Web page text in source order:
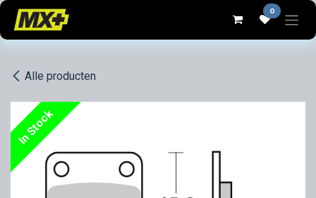
Overslaan naar inhoud 0
Alle producten
In Stock